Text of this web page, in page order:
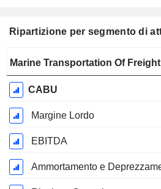
Ripartizione per segmento di
Fiscale:
Dicembre
Marine Transportation Of Freight
CABU
Margine Lordo
EBITDA
Ammortamento e